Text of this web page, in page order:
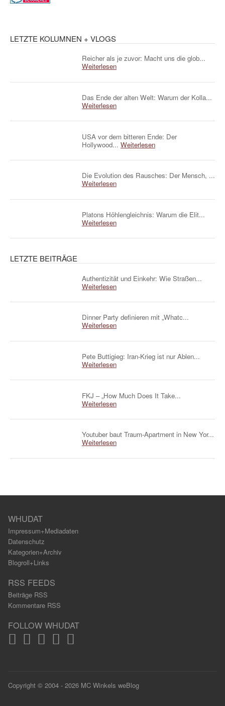
LETZTE KOLUMNEN + VLOGS
Reicher als je zuvor: Macht uns die glob...
Weiterlesen
Das Ende der alten Welt: Warum der Kolla...
Weiterlesen
USA vor dem bitteren Ende: Der
Hollywood... Weiterlesen
Die Evolution des Rausches: Der Mensch, ...
Weiterlesen
Platons Höhlengleichnis: Warum die Elit...
Weiterlesen
LETZTE BEITRÄGE
Authentizität und Einkehr: Wie Straßen...
Weiterlesen
Dinner Party definieren mit „Whatc...
Weiterlesen
Pete Buttigieg: Iran-Krieg ist nur Ablen...
Weiterlesen
FKJ – „How Much Does It Take...
Weiterlesen
Youtuber baut Traum-Apartment in New Yor...
Weiterlesen
WHUDAT
Impressum+Mediadaten
Datenschutz
Kategorien+Archiv
Blogroll+Links
RSS FEEDS
Beiträge RSS
Kommentare RSS
FOLLOW WHUDAT
Copyright © 2004 - 2026 MC Winkels weBlog